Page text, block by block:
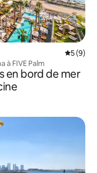
5 (9)
à FIVE Palm
en bord de mer